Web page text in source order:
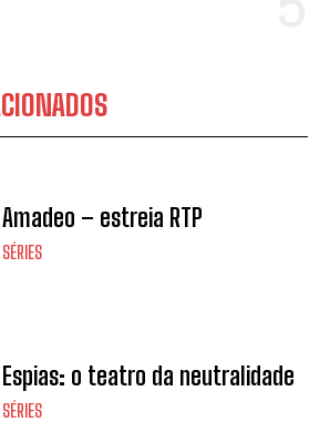
Amadeo – estreia RTP
SÉRIES
Espias: o teatro da neutralidade
SÉRIES